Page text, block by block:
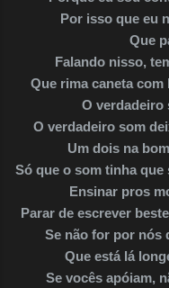
Por isso que eu
Que
Falando nisso,
Que rima caneta com
O verdadeiro
O verdadeiro som
Um dois na
Só que o som tinha
Ensinar pros
Parar de escrever
Se não for por nós
Que está lá
Se vocês apóiam,